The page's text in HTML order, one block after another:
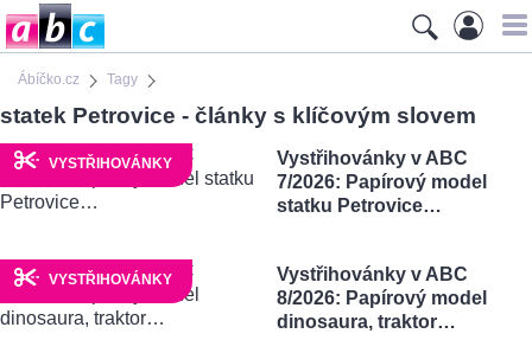
Ábíčko.cz Tagy
statek Petrovice - články s klíčovým slovem
VYSTŘIHOVÁNKY
Vystřihovánky v ABC
7/2026: Papírový model
statku Petrovice…
VYSTŘIHOVÁNKY
Vystřihovánky v ABC
8/2026: Papírový model
dinosaura, traktor…